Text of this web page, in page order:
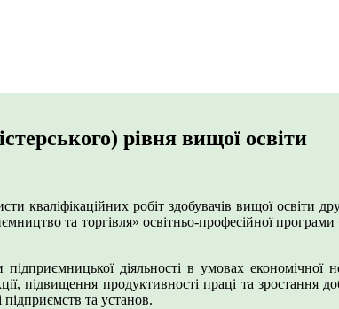
рівня вищої освіти
кваліфікаційних робіт здобувачів вищої освіти
та торгівля» освітньо-професійної
діяльності в умовах економічної
підвищення продуктивності праці та зростання
та установ.